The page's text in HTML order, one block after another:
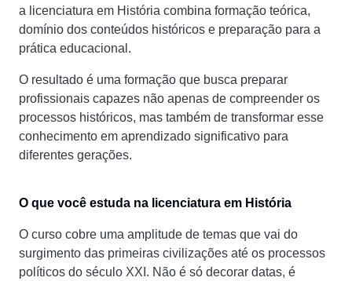
a licenciatura em História combina formação teórica,
domínio dos conteúdos históricos e preparação para a
prática educacional.
O resultado é uma formação que busca preparar
profissionais capazes não apenas de compreender os
processos históricos, mas também de transformar esse
conhecimento em aprendizado significativo para
diferentes gerações.
O que você estuda na licenciatura em História
O curso cobre uma amplitude de temas que vai do
surgimento das primeiras civilizações até os processos
políticos do século XXI. Não é só decorar datas, é